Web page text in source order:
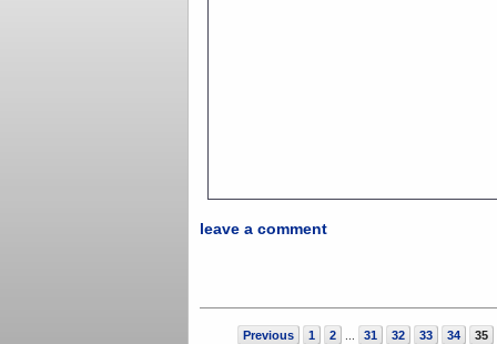
leave a comment
Previous 1 2 ... 31 32 33 34 35